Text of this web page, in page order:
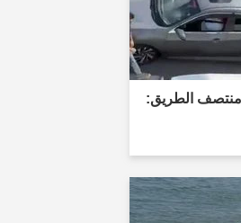
منتصف الطريق: